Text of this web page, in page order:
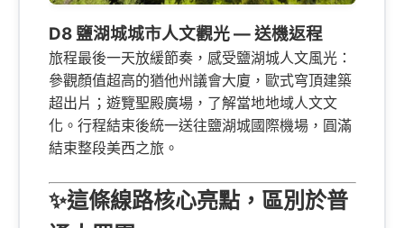
D8 鹽湖城城市人文觀光 — 送機返程
旅程最後一天放緩節奏，感受鹽湖城人文風光：
參觀顏值超高的猶他州議會大廈，歐式穹頂建築
超出片；遊覽聖殿廣場，了解當地地域人文文
化。行程結束後統一送往鹽湖城國際機場，圓滿
結束整段美西之旅。
✨這條線路核心亮點，區別於普